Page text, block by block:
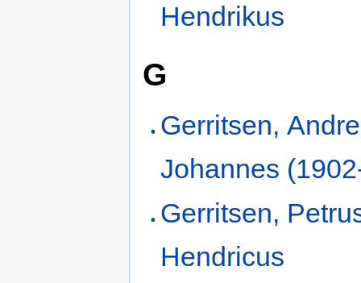
Hendrikus
G
Gerritsen,
Johannes
Gerritsen,
Hendricus